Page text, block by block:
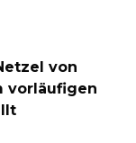
von
vorläufigen